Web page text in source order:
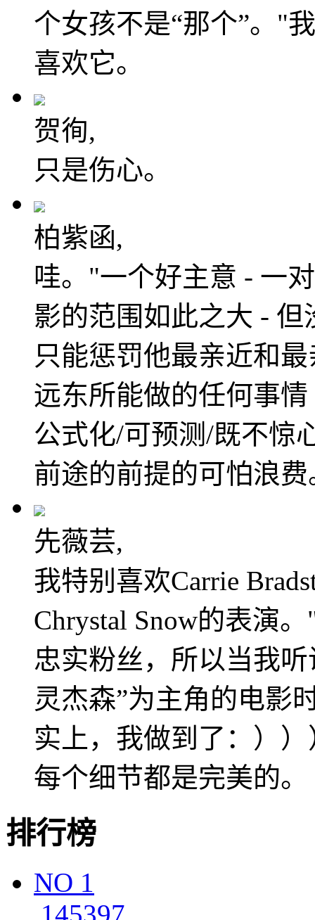
个女孩不是“那个”。"
喜欢它。
贺徇,
只是伤心。
柏紫函,
哇。"一个好主意 - 一
影的范围如此之大 -
只能惩罚他最亲近和
远东所能做的任何事
公式化/可预测/既不惊
前途的前提的可怕浪
先薇芸,
我特别喜欢Carrie
Chrystal Snow的表演
忠实粉丝，所以当我
灵杰森”为主角的电影
实上，我做到了：）
每个细节都是完美的。
排行榜
NO 1
145397